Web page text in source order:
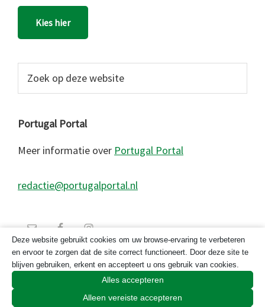
Kies hier
website
Portugal Portal
Meer informatie over Portugal Portal
redactie@portugalportal.nl
Deze website gebruikt cookies om uw browse-ervaring te verbeteren
en ervoor te zorgen dat de site correct functioneert. Door deze site te
blijven gebruiken, erkent en accepteert u ons gebruik van cookies.
Alles accepteren
Alleen vereiste accepteren